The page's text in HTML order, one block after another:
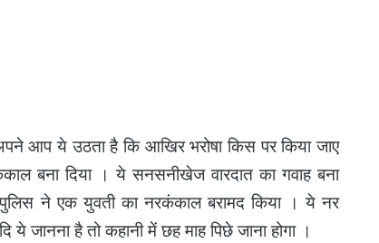
आप ये उठता है कि आखिर भरोषा किस पर किया जाए
बना दिया । ये सनसनीखेज वारदात का गवाह बना
पुलिस ने एक युवती का नरकंकाल बरामद किया । ये नर
जानना है तो कहानी में छह माह पिछे जाना होगा ।